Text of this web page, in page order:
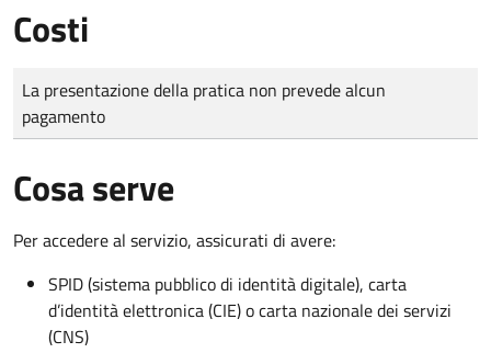
Costi
Tipo di pagamento
Importo
La presentazione della pratica non prevede alcun
pagamento
Cosa serve
Per accedere al servizio, assicurati di avere:
SPID (sistema pubblico di identità digitale), carta
d’identità elettronica (CIE) o carta nazionale dei servizi
(CNS)